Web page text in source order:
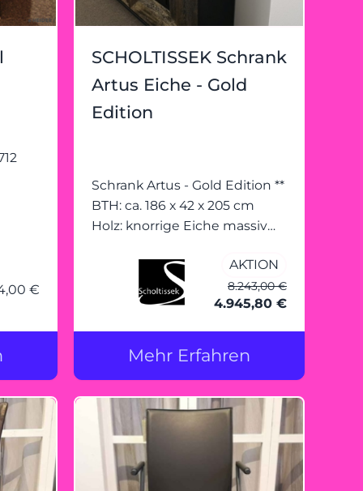
Königswinter-
€
SCHOLTISSEK Schrank
Artus Eiche - Gold
Edition
Schrank Artus - Gold Edition **
BTH: ca. 186 x 42 x 205 cm
Holz: knorrige Eiche massiv
Türrahmen: schwarz
gebürstet, Gold ausgerieben
Griffe: schwarz mit 4
Mitte ein fester Holzboden
AKTION
8.243,00 €
4.945,80 €
Mehr Erfahren